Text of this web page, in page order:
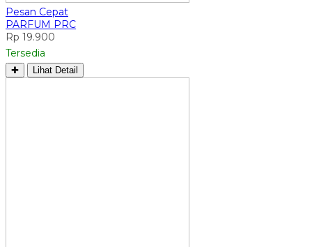
Pesan Cepat
PARFUM PRC
Rp 19.900
Tersedia
✚ Lihat Detail